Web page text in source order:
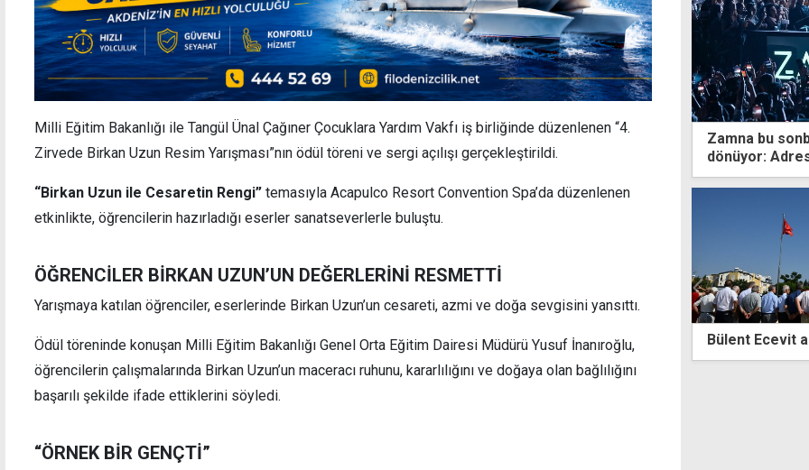
Milli Eğitim Bakanlığı ile Tangül Ünal Çağıner Çocuklara Yardım Vakfı iş birliğinde düzenlenen “4.
Zirvede Birkan Uzun Resim Yarışması”nın ödül töreni ve sergi açılışı gerçekleştirildi.
“Birkan Uzun ile Cesaretin Rengi” temasıyla Acapulco Resort Convention Spa’da düzenlenen
etkinlikte, öğrencilerin hazırladığı eserler sanatseverlerle buluştu.
ÖĞRENCİLER BİRKAN UZUN’UN DEĞERLERİNİ RESMETTİ
Yarışmaya katılan öğrenciler, eserlerinde Birkan Uzun’un cesareti, azmi ve doğa sevgisini yansıttı.
Ödül töreninde konuşan Milli Eğitim Bakanlığı Genel Orta Eğitim Dairesi Müdürü Yusuf İnanıroğlu,
öğrencilerin çalışmalarında Birkan Uzun’un maceracı ruhunu, kararlılığını ve doğaya olan bağlılığını
başarılı şekilde ifade ettiklerini söyledi.
“ÖRNEK BİR GENÇTİ”
Zamna bu
dönüyor:
Tatlısu Belediyesi'nden çocuklara akıl ve
Alagadi Fest 7 Ağustos'ta başlıyor Bülent Ecevit